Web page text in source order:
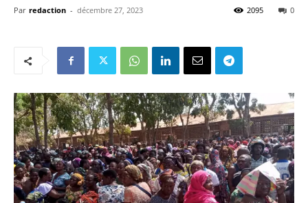
Par redaction - décembre 27, 2023 0
2095